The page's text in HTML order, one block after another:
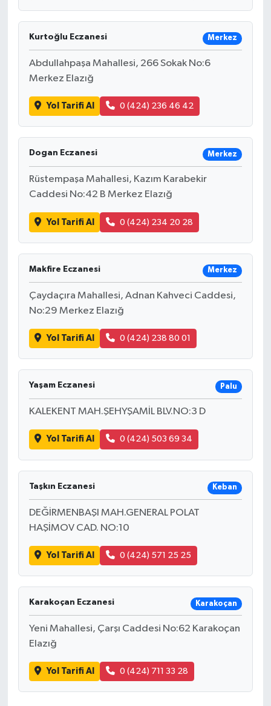
Kurtoğlu Eczanesi Merkez
Abdullahpaşa Mahallesi, 266 Sokak No:6
Merkez Elazığ
Yol Tarifi Al 0 (424) 236 46 42
Dogan Eczanesi Merkez
Rüstempaşa Mahallesi, Kazım Karabekir
Caddesi No:42 B Merkez Elazığ
Yol Tarifi Al 0 (424) 234 20 28
Makfire Eczanesi Merkez
Çaydaçıra Mahallesi, Adnan Kahveci Caddesi,
No:29 Merkez Elazığ
Yol Tarifi Al 0 (424) 238 80 01
Yaşam Eczanesi Palu
KALEKENT MAH.ŞEHYŞAMİL BLV.NO:3 D
Yol Tarifi Al 0 (424) 503 69 34
Taşkın Eczanesi Keban
DEĞİRMENBAŞI MAH.GENERAL POLAT
HAŞİMOV CAD. NO:10
Yol Tarifi Al 0 (424) 571 25 25
Karakoçan Eczanesi Karakoçan
Yeni Mahallesi, Çarşı Caddesi No:62 Karakoçan
Elazığ
Yol Tarifi Al 0 (424) 711 33 28